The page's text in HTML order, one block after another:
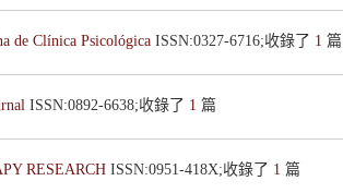
de Clínica Psicológica ISSN:0327-6716;收錄了 1 篇
ISSN:0892-6638;收錄了 1 篇
RESEARCH ISSN:0951-418X;收錄了 1 篇